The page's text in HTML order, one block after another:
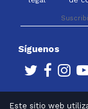
Este sitio web
Síguenos